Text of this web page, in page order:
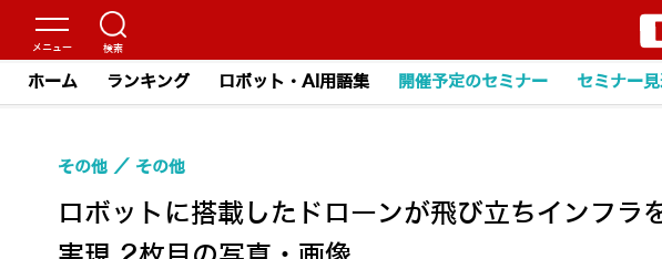
ホーム ランキング ロボット・AI用語集 開催予定のセミナー セミナー
ロボットに搭載したドローンが飛び立ちインフ
その他 その他